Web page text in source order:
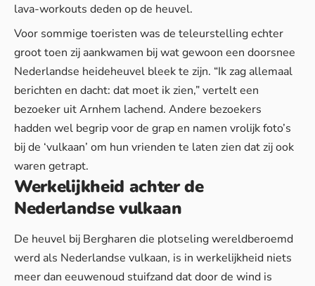
lava-workouts deden op de heuvel.
Voor sommige toeristen was de teleurstelling echter
groot toen zij aankwamen bij wat gewoon een doorsnee
Nederlandse heideheuvel bleek te zijn. “Ik zag allemaal
berichten en dacht: dat moet ik zien,” vertelt een
bezoeker uit Arnhem lachend. Andere bezoekers
hadden wel begripvoor de grap en namen vrolijk foto’s
bij de ‘vulkaan’ om hun vrienden te laten zien dat zij ook
waren getrapt.
Werkelijkheid achter de
Nederlandse vulkaan
De heuvel bij Bergharen die plotseling wereldberoemd
werd als Nederlandse vulkaan, is in werkelijkheid niets
meer dan eeuwenoud stuifzand dat door de wind is